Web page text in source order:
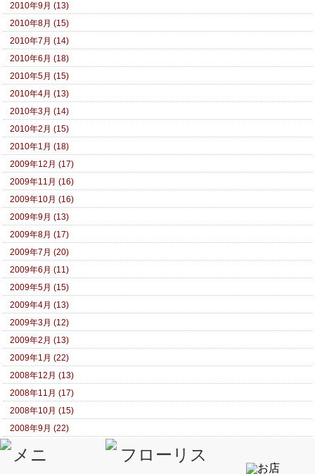
2010年9月 (13)
2010年8月 (15)
2010年7月 (14)
2010年6月 (18)
2010年5月 (15)
2010年4月 (13)
2010年3月 (14)
2010年2月 (15)
2010年1月 (18)
2009年12月 (17)
2009年11月 (16)
2009年10月 (16)
2009年9月 (13)
2009年8月 (17)
2009年7月 (20)
2009年6月 (11)
2009年5月 (15)
2009年4月 (13)
2009年3月 (12)
2009年2月 (13)
2009年1月 (22)
2008年12月 (13)
2008年11月 (17)
2008年10月 (15)
2008年9月 (22)
2008年8月 (22)
2008年7月 (20)